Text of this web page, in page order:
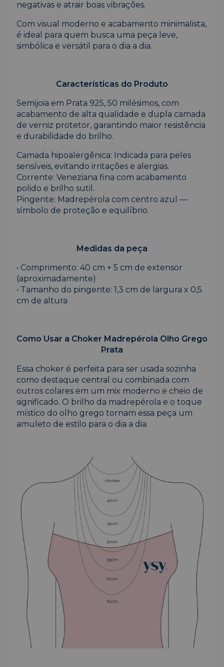
negativas e atrair boas vibrações.
Com visual moderno e acabamento minimalista,
é ideal para quem busca uma peça leve,
simbólica e versátil para o dia a dia.
Características do Produto
Semijoia em Prata 925, 50 milésimos, com
acabamento de alta qualidade e dupla camada
de verniz protetor, garantindo maior resistência
e durabilidade do brilho.
Camada hipoalergênica: Indicada para peles
sensíveis, evitando irritações e alergias.
Corrente: Veneziana fina com acabamento
polido e brilho sutil.
Pingente: Madrepérola com centro azul —
símbolo de proteção e equilíbrio.
Medidas da peça
• Comprimento: 40 cm + 5 cm de extensor
(aproximadamente)
• Tamanho do pingente: 1,3 cm de largura x 0,5
cm de altura
Como Usar a Choker Madrepérola Olho Grego
Prata
Essa choker é perfeita para ser usada sozinha
como destaque central ou combinada com
outros colares em um mix moderno e cheio de
significado. O brilho da madrepérola e o toque
místico do olho grego tornam essa peça um
amuleto de estilo para o dia a dia.